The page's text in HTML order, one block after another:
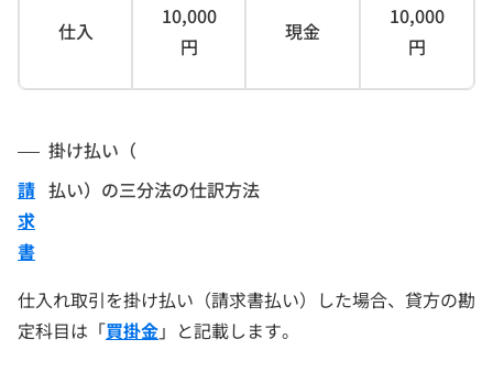
仕入
10,000
円
現金
10,000
円
掛け払い（
請
求
書
払い）の三分法の仕訳方法
仕入れ取引を掛け払い（請求書払い）した場合、貸方の勘
定科目は「買掛金」と記載します。